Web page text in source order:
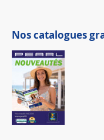
Nos catalogues